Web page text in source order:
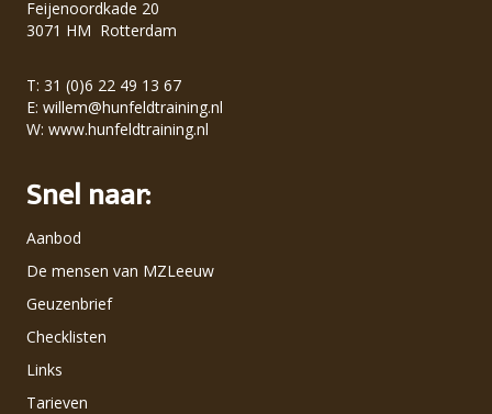
Feijenoordkade 20
3071 HM Rotterdam
T: 31 (0)6 22 49 13 67
E: willem@hunfeldtraining.nl
W: www.hunfeldtraining.nl
Snel naar:
Aanbod
De mensen van MZLeeuw
Geuzenbrief
Checklisten
Links
Tarieven